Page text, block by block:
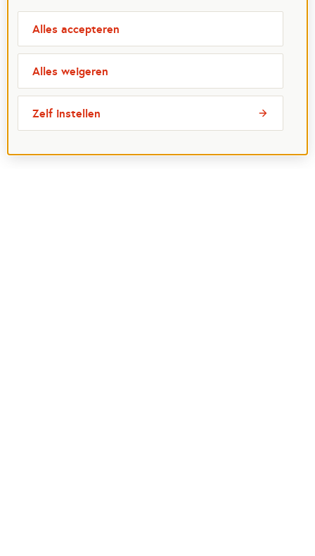
Alles accepteren
Alles weigeren
Zelf instellen